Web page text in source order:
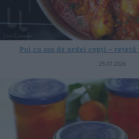
Pui cu sos de ardei copți – rețetă
25.07.2026